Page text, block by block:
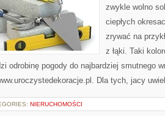
zwykle wolno
ciepłych
zrywać na
z łąki. Taki
odrobinę pogody do najbardziej smutnego
Dla tych, jacy
NIERUCHOMOŚCI